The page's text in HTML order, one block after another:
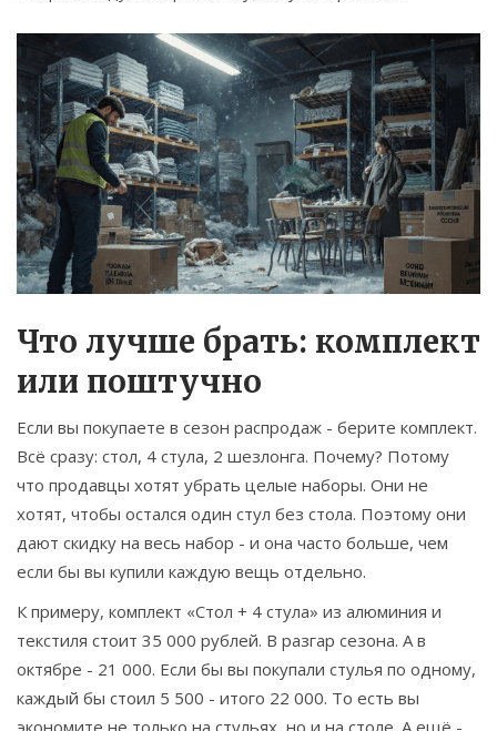
Что лучше брать: комплект
или поштучно
Если вы покупаете в сезон распродаж - берите комплект.
Всё сразу: стол, 4 стула, 2 шезлонга. Почему? Потому
что продавцы хотят убрать целые наборы. Они не
хотят, чтобы остался один стул без стола. Поэтому они
дают скидку на весь набор - и она часто больше, чем
если бы вы купили каждую вещь отдельно.
К примеру, комплект «Стол + 4 стула» из алюминия и
текстиля стоит 35 000 рублей. В разгар сезона. А в
октябре - 21 000. Если бы вы покупали стулья по одному,
каждый бы стоил 5 500 - итого 22 000. То есть вы